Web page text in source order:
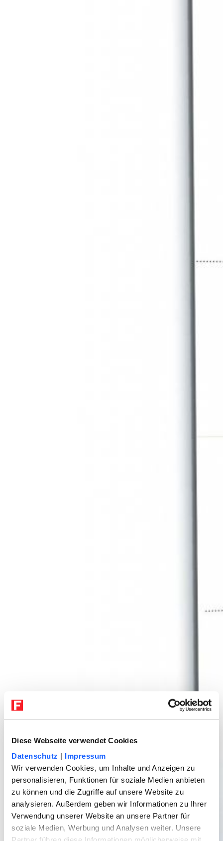
Diese Webseite verwendet Cookies
Datenschutz | Impressum
Wir verwenden Cookies, um Inhalte und Anzeigen zu
personalisieren, Funktionen für soziale Medien anbieten
zu können und die Zugriffe auf unsere Website zu
analysieren. Außerdem geben wir Informationen zu Ihrer
Verwendung unserer Website an unsere Partner für
soziale Medien, Werbung und Analysen weiter. Unsere